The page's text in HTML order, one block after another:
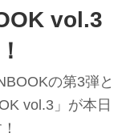
vol.3
の第3弾と
vol.3」が本日